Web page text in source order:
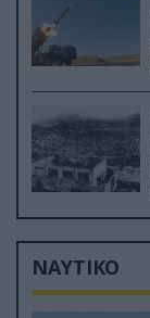
ΝΑΥΤΙΚΟ